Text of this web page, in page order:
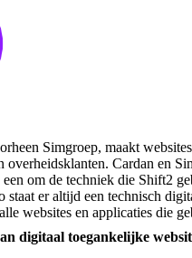
Simgroep, maakt
overheidsklanten. Cardan en
een om de techniek die Shift2
staat er altijd een technisch
websites en applicaties die
digitaal toegankelijke